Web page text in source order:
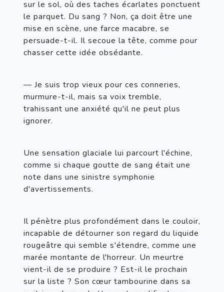
sur le sol, où des taches écarlates ponctuent
le parquet. Du sang ? Non, ça doit être une
mise en scène, une farce macabre, se
persuade-t-il. Il secoue la tête, comme pour
chasser cette idée obsédante.
— Je suis trop vieux pour ces conneries,
murmure-t-il, mais sa voix tremble,
trahissant une anxiété qu'il ne peut plus
ignorer.
Une sensation glaciale lui parcourt l'échine,
comme si chaque goutte de sang était une
note dans une sinistre symphonie
d'avertissements.
Il pénètre plus profondément dans le couloir,
incapable de détourner son regard du liquide
rougeâtre qui semble s'étendre, comme une
marée montante de l'horreur. Un meurtre
vient-il de se produire ? Est-il le prochain
sur la liste ? Son cœur tambourine dans sa